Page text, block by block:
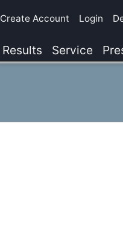
Create Account Login
Results Service